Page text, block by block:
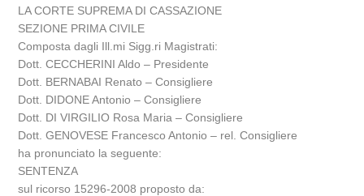
LA CORTE SUPREMA DI CASSAZIONE
SEZIONE PRIMA CIVILE
Composta dagli Ill.mi Sigg.ri Magistrati:
Dott. CECCHERINI Aldo – Presidente
Dott. BERNABAI Renato – Consigliere
Dott. DIDONE Antonio – Consigliere
Dott. DI VIRGILIO Rosa Maria – Consigliere
Dott. GENOVESE Francesco Antonio – rel. Consigliere
ha pronunciato la seguente:
SENTENZA
sul ricorso 15296-2008 proposto da: